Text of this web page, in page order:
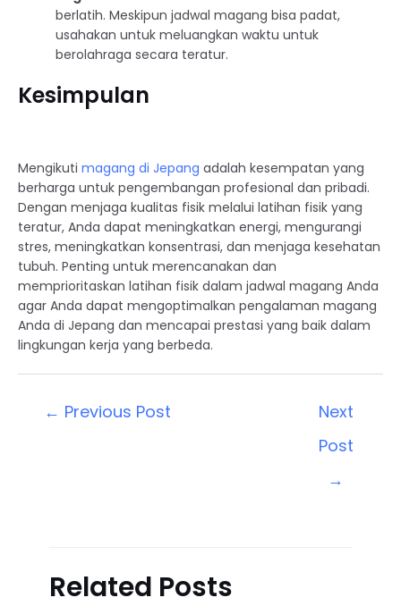
berlatih. Meskipun jadwal magang bisa padat,
usahakan untuk meluangkan waktu untuk
berolahraga secara teratur.
Kesimpulan
Mengikuti magang di Jepang adalah kesempatan yang
berharga untuk pengembangan profesional dan pribadi.
Dengan menjaga kualitas fisik melalui latihan fisik yang
teratur, Anda dapat meningkatkan energi, mengurangi
stres, meningkatkan konsentrasi, dan menjaga kesehatan
tubuh. Penting untuk merencanakan dan
memprioritaskan latihan fisik dalam jadwal magang Anda
agar Anda dapat mengoptimalkan pengalaman magang
Anda di Jepang dan mencapai prestasi yang baik dalam
lingkungan kerja yang berbeda.
← Previous Post
Next
Post
→
Related Posts